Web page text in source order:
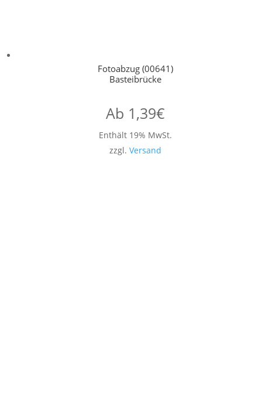
Fotoabzug (00641)
Basteibrücke
Ab 1,39€
Enthält 19% MwSt.
zzgl. Versand